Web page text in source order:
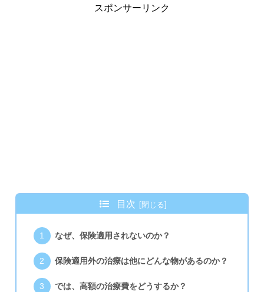
スポンサーリンク
目次
なぜ、保険適用されないのか？
保険適用外の治療は他にどんな物があるのか？
では、高額の治療費をどうするか？